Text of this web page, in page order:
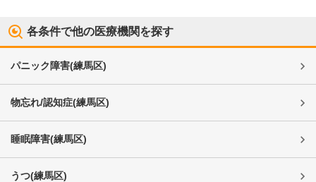
各条件で他の医療機関を探す
パニック障害(練馬区)
物忘れ/認知症(練馬区)
睡眠障害(練馬区)
うつ(練馬区)